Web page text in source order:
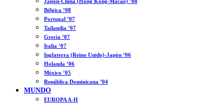
Bélgica ’08
Portugal ’07
Tailandia ’07
Grecia ’07
Italia ’07
Inglaterra (Reino Unido)-Japón ’06
Holanda ’06
México ’05
República Dominicana ’04
MUNDO
EUROPA A-H